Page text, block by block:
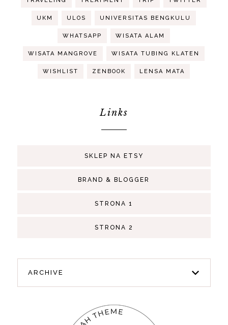
UKM ULOS UNIVERSITAS BENGKULU
WHATSAPP WISATA ALAM
WISATA MANGROVE WISATA TUBING KLATEN
WISHLIST ZENBOOK LENSA MATA
Links
SKLEP NA ETSY
BRAND & BLOGGER
STRONA 1
STRONA 2
ARCHIVE